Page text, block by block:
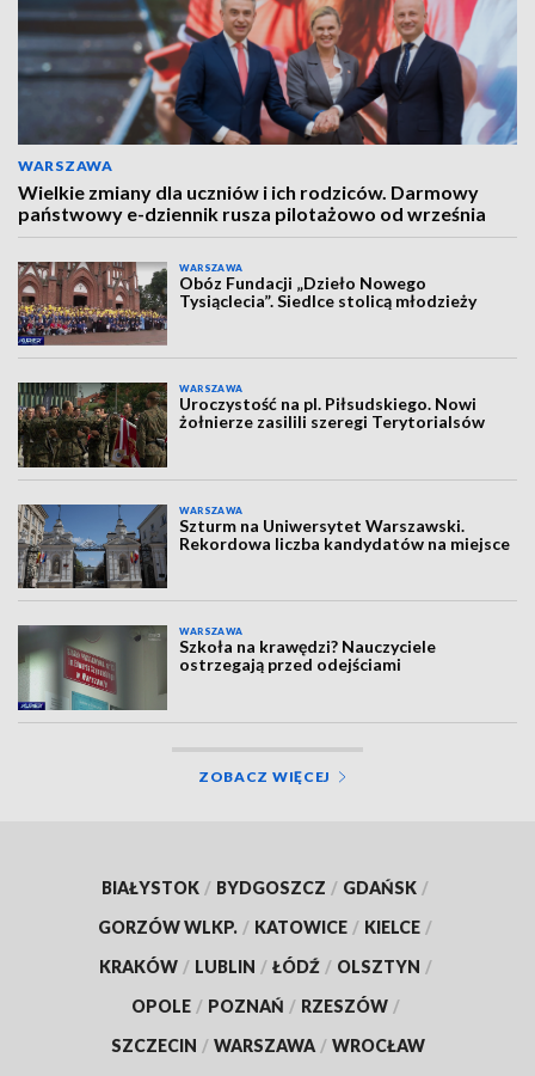
WARSZAWA
Wielkie zmiany dla uczniów i ich rodziców. Darmowy
państwowy e-dziennik rusza pilotażowo od września
WARSZAWA
Obóz Fundacji „Dzieło Nowego
Tysiąclecia”. Siedlce stolicą młodzieży
WARSZAWA
Uroczystość na pl. Piłsudskiego. Nowi
żołnierze zasilili szeregi Terytorialsów
WARSZAWA
Szturm na Uniwersytet Warszawski.
Rekordowa liczba kandydatów na miejsce
WARSZAWA
Szkoła na krawędzi? Nauczyciele
ostrzegają przed odejściami
ZOBACZ WIĘCEJ
BIAŁYSTOK / BYDGOSZCZ / GDAŃSK /
GORZÓW WLKP. / KATOWICE / KIELCE /
KRAKÓW / LUBLIN / ŁÓDŹ / OLSZTYN /
OPOLE / POZNAŃ / RZESZÓW /
SZCZECIN / WARSZAWA / WROCŁAW